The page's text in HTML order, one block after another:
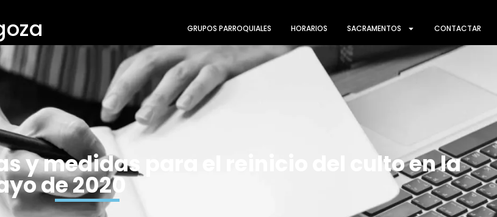
GRUPOS PARROQUIALES HORARIOS SACRAMENTOS CONTACTAR
y medidas para el reinicio del culto en la
de 2020